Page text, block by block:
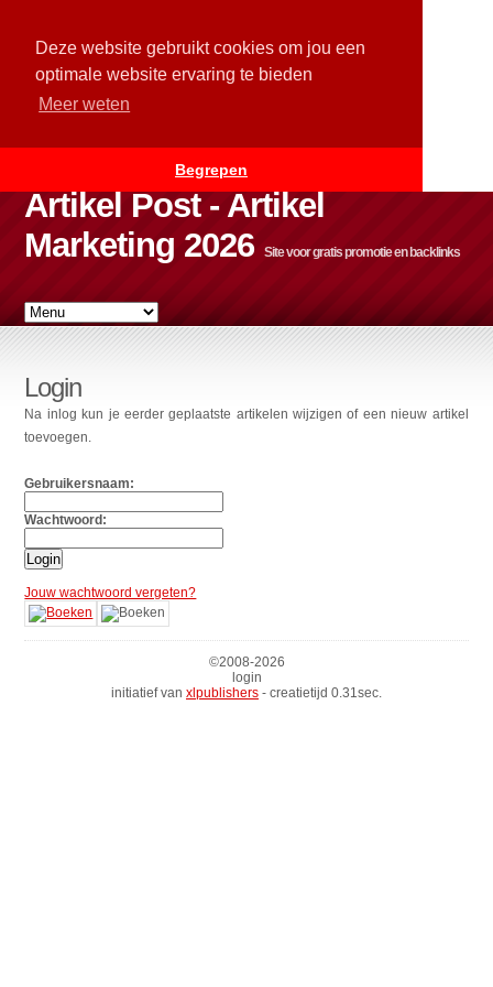
Deze website gebruikt cookies om jou een
optimale website ervaring te bieden
Meer weten
Begrepen
Artikel Post - Artikel
Marketing 2026
Site voor gratis promotie en backlinks
Login
Na inlog kun je eerder geplaatste artikelen wijzigen of een nieuw artikel
toevoegen.
Gebruikersnaam:
Wachtwoord:
Jouw wachtwoord vergeten?
©2008-2026
login
initiatief van xlpublishers - creatietijd 0.31sec.